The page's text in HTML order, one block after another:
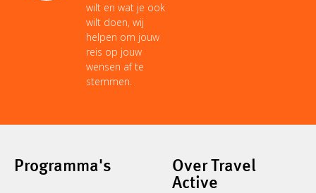
wilt en wat je ook
wilt doen, wij
helpen om jouw
reis op jouw
wensen af te
stemmen.
Programma's
Over Travel
Active